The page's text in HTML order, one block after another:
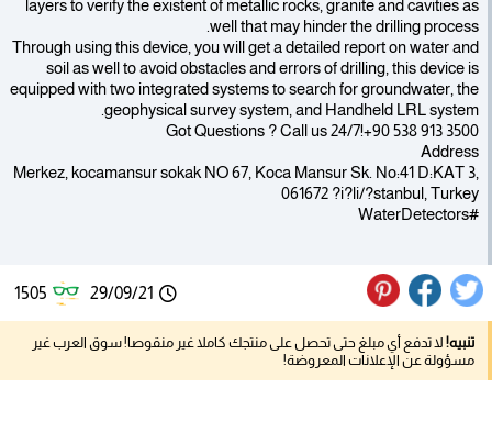
layers to verify the existent of metallic rocks, granite and cavities as
well that may hinder the drilling process.
Through using this device, you will get a detailed report on water and
soil as well to avoid obstacles and errors of drilling, this device is
equipped with two integrated systems to search for groundwater, the
geophysical survey system, and Handheld LRL system.
Got Questions ? Call us 24/7!+90 538 913 3500
Address
Merkez, kocamansur sokak NO 67, Koca Mansur Sk. No:41 D:KAT 3,
061672 ?i?li/?stanbul, Turkey
#WaterDetectors
29/09/21
1505
تنبيه! لا تدفع أي مبلغ حتى تحصل على منتجك كاملا غير منقوصا! سوق العرب غير
مسؤولة عن الإعلانات المعروضة!